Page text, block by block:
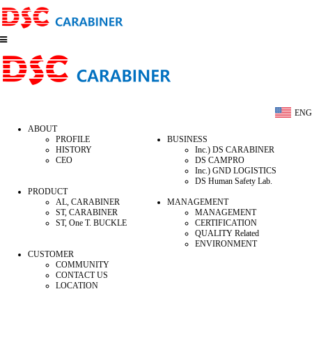
ENG
ABOUT
PROFILE
HISTORY
CEO
BUSINESS
Inc.) DS CARABINER
DS CAMPRO
Inc.) GND LOGISTICS
DS Human Safety Lab.
PRODUCT
AL, CARABINER
ST, CARABINER
ST, One T. BUCKLE
MANAGEMENT
MANAGEMENT
CERTIFICATION
QUALITY Related
ENVIRONMENT
CUSTOMER
COMMUNITY
CONTACT US
LOCATION